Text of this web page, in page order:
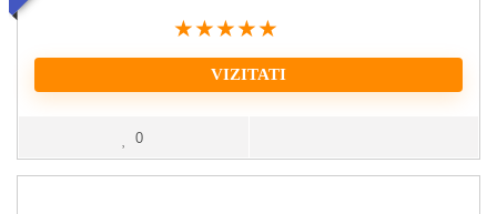
★★★★★
VIZITATI
0